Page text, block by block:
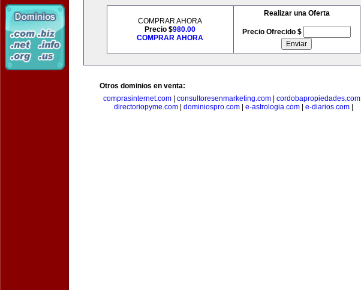
COMPRAR AHORA
Precio $980.00
COMPRAR AHORA
Realizar una Oferta
Precio Ofrecido $
Otros dominios en venta:
comprasinternet.com| consultoresenmarketing.com| cordobapropiedades.com|
directoriopyme.com| dominiospro.com| e-astrologia.com| e-diarios.com|